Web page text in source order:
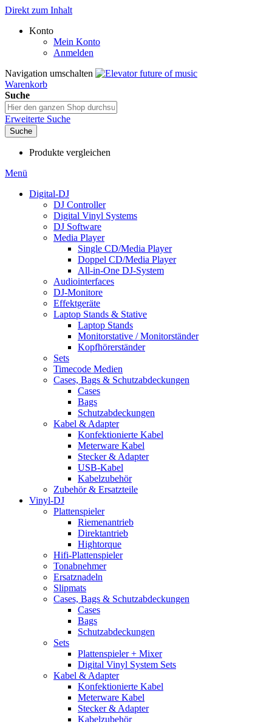
Direkt zum Inhalt
Konto
Mein Konto
Anmelden
Navigation umschalten
Warenkorb
Suche
Erweiterte Suche
Suche
Produkte vergleichen
Menü
Digital-DJ
DJ Controller
Digital Vinyl Systems
DJ Software
Media Player
Single CD/Media Player
Doppel CD/Media Player
All-in-One DJ-System
Audiointerfaces
DJ-Monitore
Effektgeräte
Laptop Stands & Stative
Laptop Stands
Monitorstative / Monitorständer
Kopfhörerständer
Sets
Timecode Medien
Cases, Bags & Schutzabdeckungen
Cases
Bags
Schutzabdeckungen
Kabel & Adapter
Konfektionierte Kabel
Meterware Kabel
Stecker & Adapter
USB-Kabel
Kabelzubehör
Zubehör & Ersatzteile
Vinyl-DJ
Plattenspieler
Riemenantrieb
Direktantrieb
Hightorque
Hifi-Plattenspieler
Tonabnehmer
Ersatznadeln
Slipmats
Cases, Bags & Schutzabdeckungen
Cases
Bags
Schutzabdeckungen
Sets
Plattenspieler + Mixer
Digital Vinyl System Sets
Kabel & Adapter
Konfektionierte Kabel
Meterware Kabel
Stecker & Adapter
Kabelzubehör